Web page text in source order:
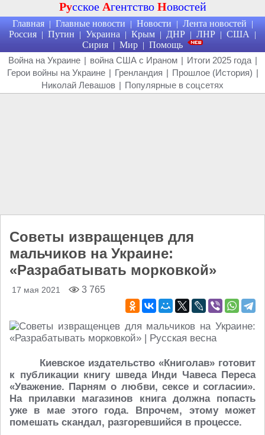
Русское Агентство Новостей
Главная | Главные новости | Новости | Лента новостей |
Россия | Путин | Украина | Крым | ДНР | ЛНР | США |
Сирия | Мир | Помощь
Война на Украине | война США с Ираном | Итоги 2025 года |
Герои войны на Украине | Гренландия | Прошлое (История) |
Николай Левашов | Популярные в соцсетях
Советы извращенцев для
мальчиков на Украине:
«Разрабатывать морковкой»
17 мая 2021 3 765
Киевское издательство «Книголав» готовит
к публикации книгу шведа Инди Чавеса Переса
«Уважение. Парням о любви, сексе и согласии».
На прилавки магазинов книга должна попасть
уже в мае этого года. Впрочем, этому может
помешать скандал, разгоревшийся в процессе.